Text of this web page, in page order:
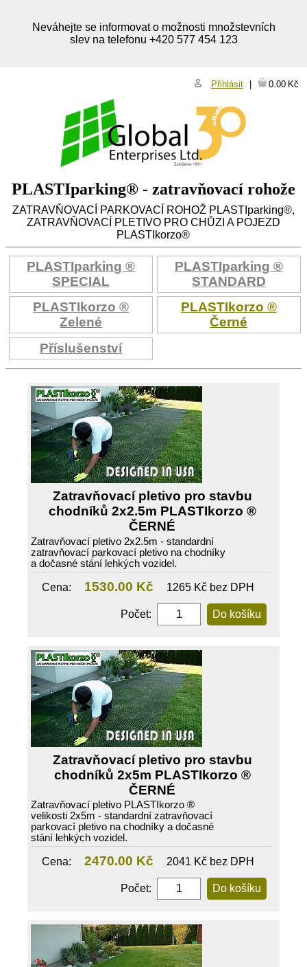
Neváhejte se informovat o možnosti množstevních
slev na telefonu +420 577 454 123
Přihlásit 0.00 Kč
PLASTIparking® - zatravňovací rohože
ZATRAVŇOVACÍ PARKOVACÍ ROHOŽ PLASTIparking®,
ZATRAVŇOVACÍ PLETIVO PRO CHŮZI A POJEZD
PLASTIkorzo®
PLASTIparking ®
SPECIAL
PLASTIparking ®
STANDARD
PLASTIkorzo ®
Zelené
PLASTIkorzo ®
Černé
Příslušenství
Zatravňovací pletivo pro stavbu
chodníků 2x2.5m PLASTIkorzo ®
ČERNÉ
Zatravňovací pletivo 2x2.5m - standardní
zatravňovací parkovací pletivo na chodníky
a dočasné stání lehkých vozidel.
Cena: 1530.00 Kč 1265 Kč bez DPH
Počet:
Zatravňovací pletivo pro stavbu
chodníků 2x5m PLASTIkorzo ®
ČERNÉ
Zatravňovací pletivo PLASTIkorzo ®
velikosti 2x5m - standardní zatravňovací
parkovací pletivo na chodníky a dočasné
stání lehkých vozidel.
Cena: 2470.00 Kč 2041 Kč bez DPH
Počet: